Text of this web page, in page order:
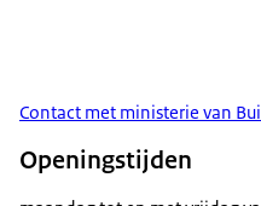
Contact met ministerie van
Openingstijden